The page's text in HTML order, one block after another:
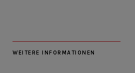
WEITERE INFORMATIONEN